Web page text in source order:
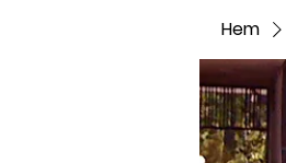
Hem